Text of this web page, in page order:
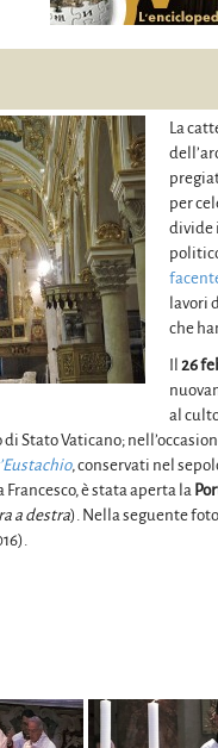
La
per
divide
lavori
che
26
al
di Stato Vaticano;
, conservati nel
è stata aperta la
a destra). Nella seguente